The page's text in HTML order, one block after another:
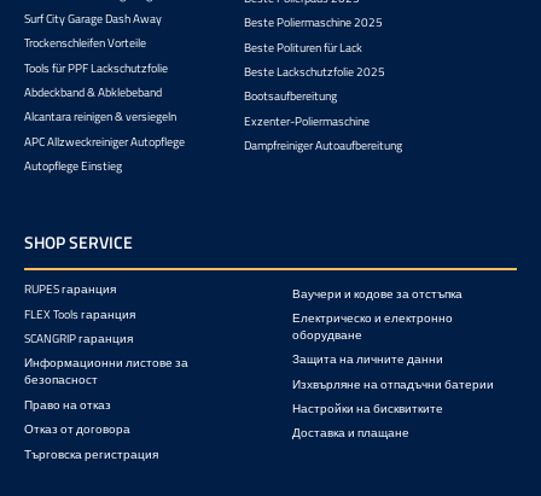
Surf City Garage Dash Away
Trockenschleifen Vorteile
Tools für PPF Lackschutzfolie
Abdeckband & Abklebeband
Alcantara reinigen & versiegeln
APC Allzweckreiniger Autopflege
Autopflege Einstieg
Beste Poliermaschine 2025
Beste Polituren für Lack
Beste Lackschutzfolie 2025
Bootsaufbereitung
Exzenter-Poliermaschine
Dampfreiniger Autoaufbereitung
SHOP SERVICE
RUPES гаранция
FLEX Tools гаранция
SCANGRIP гаранция
Информационни листове за
безопасност
Право на отказ
Отказ от договора
Търговска регистрация
Ваучери и кодове за отстъпка
Електрическо и електронно
оборудване
Защита на личните данни
Изхвърляне на отпадъчни батерии
Настройки на бисквитките
Доставка и плащане